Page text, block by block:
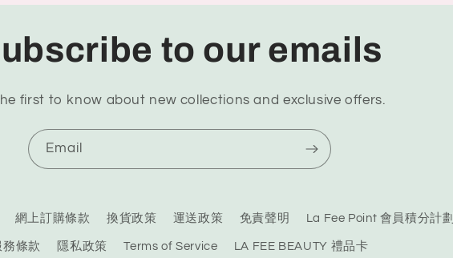
to our emails
first to know about new collections and exclusive offers.
Email
網上訂購條款 換貨政策 運送政策 免責聲明 La Fee Point 會員積分計劃
務條款 隱私政策 Terms of Service LA FEE BEAUTY 禮品卡